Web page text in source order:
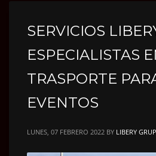
SERVICIOS
ESPECIALISTAS
TRASPORTE
EVENTOS
LUNES, 07 FEBRERO 2022 BY LIBERY